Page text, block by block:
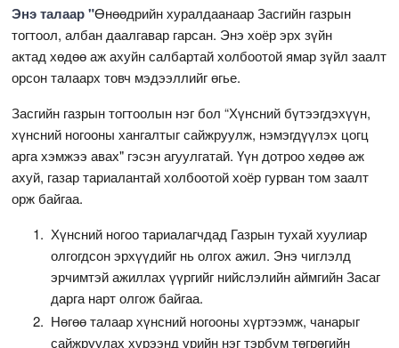
Энэ талаар "Өнөөдрийн хуралдаанаар Засгийн газрын
тогтоол, албан даалгавар гарсан. Энэ хоёр эрх зүйн
актад хөдөө аж ахуйн салбартай холбоотой ямар зүйл заалт
орсон талаарх товч мэдээллийг өгье.
Засгийн газрын тогтоолын нэг бол “Хүнсний бүтээгдэхүүн,
хүнсний ногооны хангалтыг сайжруулж, нэмэгдүүлэх цогц
арга хэмжээ авах" гэсэн агуулгатай. Үүн дотроо хөдөө аж
ахуй, газар тариалантай холбоотой хоёр гурван том заалт
орж байгаа.
Хүнсний ногоо тариалагчдад Газрын тухай хуулиар
олгогдсон эрхүүдийг нь олгох ажил. Энэ чиглэлд
эрчимтэй ажиллах үүргийг нийслэлийн аймгийн Засаг
дарга нарт олгож байгаа.
Нөгөө талаар хүнсний ногооны хүртээмж, чанарыг
сайжруулах хүрээнд үрийн нэг тэрбум төгрөгийн